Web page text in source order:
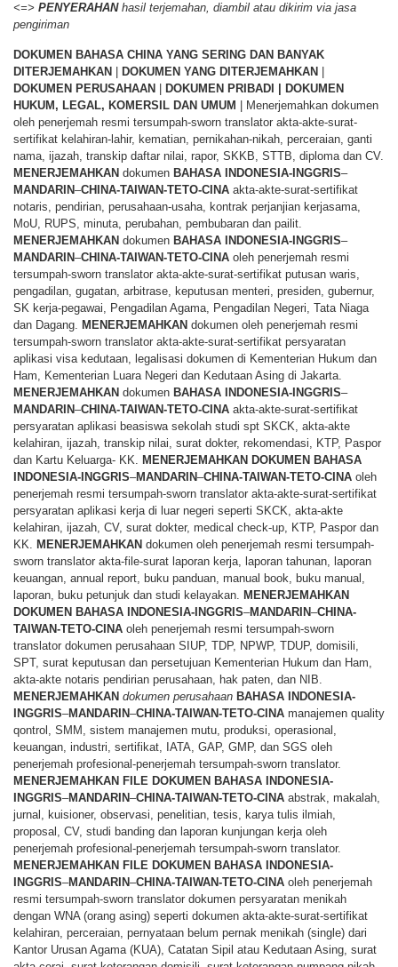
<=> PENYERAHANhasil terjemahan, diambil atau dikirim via jasa
pengiriman
DOKUMEN BAHASA CHINA YANG SERING DAN BANYAK
DITERJEMAHKAN | DOKUMEN YANG DITERJEMAHKAN |
DOKUMEN PERUSAHAAN | DOKUMEN PRIBADI | DOKUMEN
HUKUM, LEGAL, KOMERSIL DAN UMUM | Menerjemahkan dokumen
oleh penerjemah resmi tersumpah-sworn translator akta-akte-surat-
sertifikat kelahiran-lahir, kematian, pernikahan-nikah, perceraian, ganti
nama, ijazah, transkip daftar nilai, rapor, SKKB, STTB, diploma dan CV.
MENERJEMAHKAN dokumen BAHASA INDONESIA-INGGRIS–
MANDARIN–CHINA-TAIWAN-TETO-CINA akta-akte-surat-sertifikat
notaris, pendirian, perusahaan-usaha, kontrak perjanjian kerjasama,
MoU, RUPS, minuta, perubahan, pembubaran dan pailit.
MENERJEMAHKAN dokumen BAHASA INDONESIA-INGGRIS–
MANDARIN–CHINA-TAIWAN-TETO-CINA oleh penerjemah resmi
tersumpah-sworn translator akta-akte-surat-sertifikat putusan waris,
pengadilan, gugatan, arbitrase, keputusan menteri, presiden, gubernur,
SK kerja-pegawai, Pengadilan Agama, Pengadilan Negeri, Tata Niaga
dan Dagang. MENERJEMAHKAN dokumen oleh penerjemah resmi
tersumpah-sworn translator akta-akte-surat-sertifikat persyaratan
aplikasi visa kedutaan, legalisasi dokumen di Kementerian Hukum dan
Ham, Kementerian Luara Negeri dan Kedutaan Asing di Jakarta.
MENERJEMAHKAN dokumen BAHASA INDONESIA-INGGRIS–
MANDARIN–CHINA-TAIWAN-TETO-CINA akta-akte-surat-sertifikat
persyaratan aplikasi beasiswa sekolah studi spt SKCK, akta-akte
kelahiran, ijazah, transkip nilai, surat dokter, rekomendasi, KTP, Paspor
dan Kartu Keluarga- KK. MENERJEMAHKAN DOKUMEN BAHASA
INDONESIA-INGGRIS–MANDARIN–CHINA-TAIWAN-TETO-CINA oleh
penerjemah resmi tersumpah-sworn translator akta-akte-surat-sertifikat
persyaratan aplikasi kerja di luar negeri seperti SKCK, akta-akte
kelahiran, ijazah, CV, surat dokter, medical check-up, KTP, Paspor dan
KK. MENERJEMAHKAN dokumen oleh penerjemah resmi tersumpah-
sworn translator akta-file-surat laporan kerja, laporan tahunan, laporan
keuangan, annual report, buku panduan, manual book, buku manual,
laporan, buku petunjuk dan studi kelayakan. MENERJEMAHKAN
DOKUMEN BAHASA INDONESIA-INGGRIS–MANDARIN–CHINA-
TAIWAN-TETO-CINA oleh penerjemah resmi tersumpah-sworn
translator dokumen perusahaan SIUP, TDP, NPWP, TDUP, domisili,
SPT, surat keputusan dan persetujuan Kementerian Hukum dan Ham,
akta-akte notaris pendirian perusahaan, hak paten, dan NIB.
MENERJEMAHKAN dokumen perusahaan BAHASA INDONESIA-
INGGRIS–MANDARIN–CHINA-TAIWAN-TETO-CINA manajemen quality
qontrol, SMM, sistem manajemen mutu, produksi, operasional,
keuangan, industri, sertifikat, IATA, GAP, GMP, dan SGS oleh
penerjemah profesional-penerjemah tersumpah-sworn translator.
MENERJEMAHKAN FILE DOKUMEN BAHASA INDONESIA-
INGGRIS–MANDARIN–CHINA-TAIWAN-TETO-CINA abstrak, makalah,
jurnal, kuisioner, observasi, penelitian, tesis, karya tulis ilmiah,
proposal, CV, studi banding dan laporan kunjungan kerja oleh
penerjemah profesional-penerjemah tersumpah-sworn translator.
MENERJEMAHKAN FILE DOKUMEN BAHASA INDONESIA-
INGGRIS–MANDARIN–CHINA-TAIWAN-TETO-CINA oleh penerjemah
resmi tersumpah-sworn translator dokumen persyaratan menikah
dengan WNA (orang asing) seperti dokumen akta-akte-surat-sertifikat
kelahiran, perceraian, pernyataan belum pernak menikah (single) dari
Kantor Urusan Agama (KUA), Catatan Sipil atau Kedutaan Asing, surat